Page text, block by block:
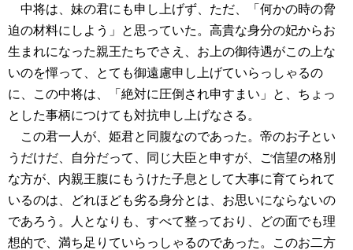
中将は、妹の君にも申し上げず、ただ、「何かの時の脅
迫の材料にしよう」と思っていた。高貴な身分の妃からお
生まれになった親王たちでさえ、お上の御待遇がこの上な
いのを憚って、とても御遠慮申し上げていらっしゃるの
に、この中将は、「絶対に圧倒され申すまい」と、ちょっ
とした事柄につけても対抗申し上げなさる。
この君一人が、姫君と同腹なのであった。帝のお子とい
うだけだ、自分だって、同じ大臣と申すが、ご信望の格別
な方が、内親王腹にもうけた子息として大事に育てられて
いるのは、どれほども劣る身分とは、お思いにならないの
であろう。人となりも、すべて整っており、どの面でも理
想的で、満ち足りていらっしゃるのであった。このお二方